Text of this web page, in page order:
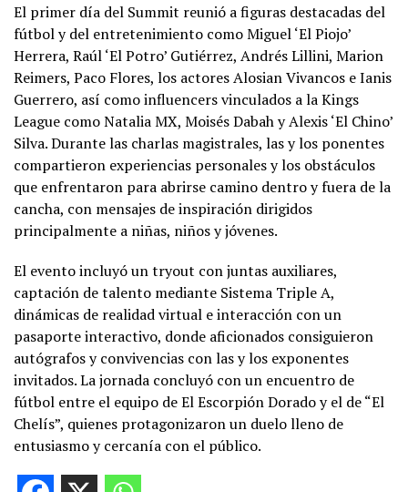
El primer día del Summit reunió a figuras destacadas del
fútbol y del entretenimiento como Miguel ‘El Piojo’
Herrera, Raúl ‘El Potro’ Gutiérrez, Andrés Lillini, Marion
Reimers, Paco Flores, los actores Alosian Vivancos e Ianis
Guerrero, así como influencers vinculados a la Kings
League como Natalia MX, Moisés Dabah y Alexis ‘El Chino’
Silva. Durante las charlas magistrales, las y los ponentes
compartieron experiencias personales y los obstáculos
que enfrentaron para abrirse camino dentro y fuera de la
cancha, con mensajes de inspiración dirigidos
principalmente a niñas, niños y jóvenes.
El evento incluyó un tryout con juntas auxiliares,
captación de talento mediante Sistema Triple A,
dinámicas de realidad virtual e interacción con un
pasaporte interactivo, donde aficionados consiguieron
autógrafos y convivencias con las y los exponentes
invitados. La jornada concluyó con un encuentro de
fútbol entre el equipo de El Escorpión Dorado y el de “El
Chelís”, quienes protagonizaron un duelo lleno de
entusiasmo y cercanía con el público.